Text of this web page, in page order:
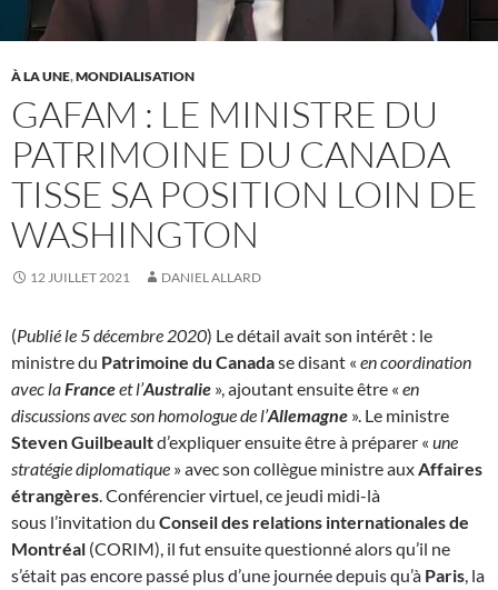
À LA UNE,MONDIALISATION
GAFAM : LE MINISTRE DU
PATRIMOINE DU CANADA
TISSE SA POSITION LOIN DE
WASHINGTON
12 JUILLET 2021 DANIEL ALLARD
(Publié le 5 décembre 2020) Le détail avait son intérêt : le
ministre du Patrimoine du Canadase disant « en coordination
avec laFranceet l’Australie », ajoutant ensuite être « en
discussions avec son homologue de l’Allemagne ». Le ministre
Steven Guilbeaultd’expliquer ensuite être à préparer « une
stratégie diplomatique » avec son collègue ministre auxAffaires
étrangères. Conférencier virtuel, ce jeudi midi-là
sous l’invitation du Conseil des relations internationales de
Montréal (CORIM), il fut ensuite questionné alors qu’il ne
s’était pas encore passé plus d’une journée depuis qu’à Paris, la